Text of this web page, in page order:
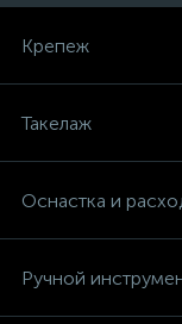
Крепеж
Такелаж
Оснастка и
Ручной